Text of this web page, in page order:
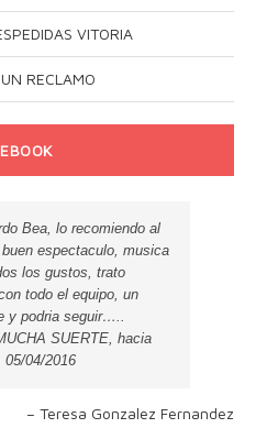
VITORIA
RECLAMO
Bea, lo recomiendo al
espectaculo, musica
los gustos, trato
todo el equipo, un
y podria seguir…..
SUERTE, hacia
04/2016
Teresa Gonzalez Fernandez